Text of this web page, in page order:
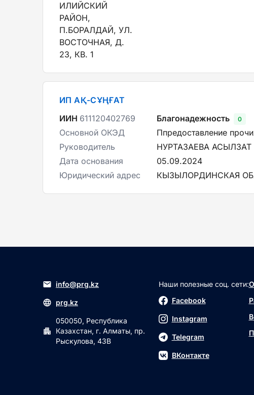
ИЛИЙСКИЙ
РАЙОН,
П.БОРАЛДАЙ, УЛ.
ВОСТОЧНАЯ, Д.
23, КВ. 1
ИП АҚ-СҰҢҒАТ
ИИН 611120402769 Благонадежность 0
Основной ОКЭД
Ппредоставление
Руководитель
НУРТАЗАЕВА
Дата основания
05.09.2024
Юридический адрес
КЫЗЫЛОРДИНСКАЯ
info@prg.kz
prg.kz
050050, Республика
Казахстан, г. Алматы, пр.
Рыскулова, 43В
Наши полезные соц. сети:
Facebook
Instagram
Telegram
ВКонтакте